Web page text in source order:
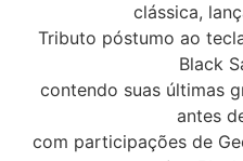
clássica,
Tributo póstumo ao
Black
contendo suas últimas
antes
com participações de